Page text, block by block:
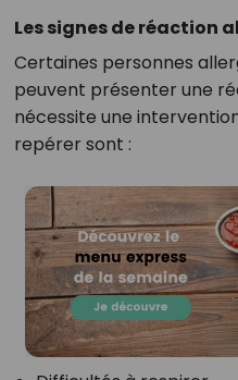
Les signes de réaction
Certaines personnes
peuvent présenter une
nécessite une
repérer sont :